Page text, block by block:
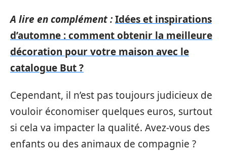
A lire en complément :Idées et inspirations
d’automne : comment obtenir la meilleure
décoration pour votre maison avec le
catalogue But ?
Cependant, il n’est pas toujours judicieux de
vouloir économiser quelques euros, surtout
si cela va impacter la qualité. Avez-vous des
enfants ou des animaux de compagnie ?